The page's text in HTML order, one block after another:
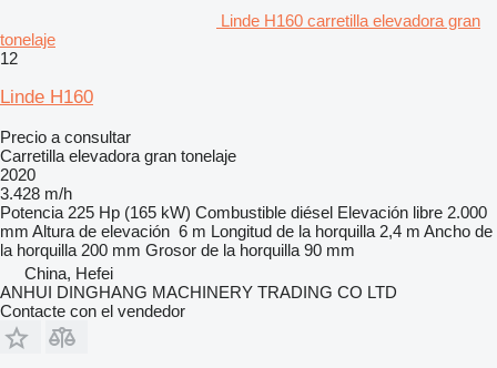
Linde H160 carretilla elevadora gran
tonelaje
12
Linde H160
Precio a consultar
Carretilla elevadora gran tonelaje
2020
3.428 m/h
Potencia 225 Hp (165 kW) Combustible diésel Elevación libre 2.000
mm Altura de elevación 6 m Longitud de la horquilla 2,4 m Ancho de
la horquilla 200 mm Grosor de la horquilla 90 mm
China, Hefei
ANHUI DINGHANG MACHINERY TRADING CO LTD
Contacte con el vendedor